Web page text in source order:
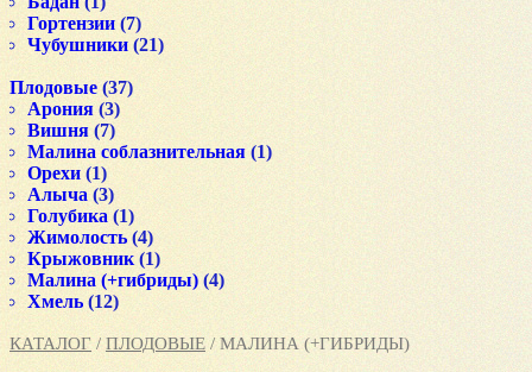
КАТАЛОГ / ПЛОДОВЫЕ / МАЛИНА (+ГИБРИДЫ)
Гортензии (7)
Чубушники (21)
Плодовые (37)
Арония (3)
Вишня (7)
Малина соблазнительная (1)
Орехи (1)
Алыча (3)
Голубика (1)
Жимолость (4)
Крыжовник (1)
Малина (+гибриды) (4)
Хмель (12)